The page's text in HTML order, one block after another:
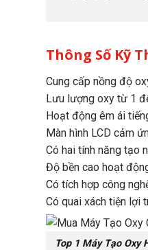
Thông Số Kỹ
Cung cấp nồng độ
Lưu lượng oxy từ 1
Hoạt động êm ái
Màn hình LCD cảm
Có hai tính năng tạo
Độ bền cao hoạt
Có tích hợp công
Có quai xách tiện lợi
Top 1 Máy Tạo Oxy